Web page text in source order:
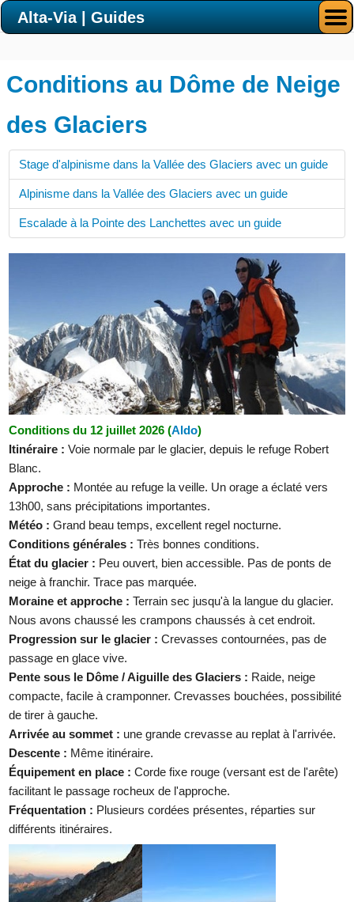
Conditions au Dôme de Neige
des Glaciers
Stage d'alpinisme dans la Vallée des Glaciers avec un guide
Alpinisme dans la Vallée des Glaciers avec un guide
Escalade à la Pointe des Lanchettes avec un guide
Conditions du 12 juillet 2026 (Aldo)
Itinéraire : Voie normale par le glacier, depuis le refuge Robert
Blanc.
Approche : Montée au refuge la veille. Un orage a éclaté vers
13h00, sans précipitations importantes.
Météo : Grand beau temps, excellent regel nocturne.
Conditions générales : Très bonnes conditions.
État du glacier : Peu ouvert, bien accessible. Pas de ponts de
neige à franchir. Trace pas marquée.
Moraine et approche : Terrain sec jusqu'à la langue du glacier.
Nous avons chaussé les crampons chaussés à cet endroit.
Progression sur le glacier : Crevasses contournées, pas de
passage en glace vive.
Pente sous le Dôme / Aiguille des Glaciers : Raide, neige
compacte, facile à cramponner. Crevasses bouchées, possibilité
de tirer à gauche.
Arrivée au sommet : une grande crevasse au replat à l'arrivée.
Descente : Même itinéraire.
Équipement en place : Corde fixe rouge (versant est de l'arête)
facilitant le passage rocheux de l'approche.
Fréquentation : Plusieurs cordées présentes, réparties sur
différents itinéraires.
Alta-Via | Guides